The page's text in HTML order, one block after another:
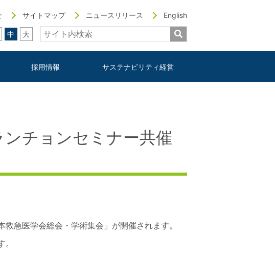
サイトマップ ニュースリリース English
中 大
採用情報 サステナビリティ経営
ンチョンセミナー共催
急医学会総会・学術集会」が開催されます。